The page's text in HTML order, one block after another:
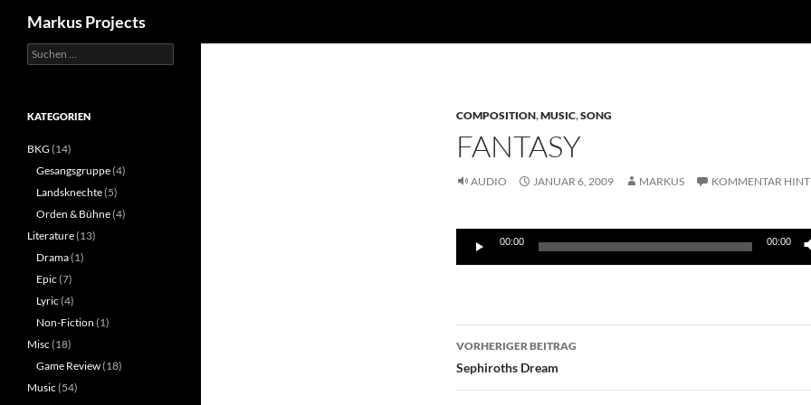
Markus Projects
COMPOSITION,MUSIC,SONG
FANTASY
AUDIO JANUAR 6, 2009 MARKUS KOMMENTAR
Audio-
Player
00:00 00:00
Beitragsnavigation
VORHERIGER BEITRAG
Sephiroths Dream
Suchen
nach:
KATEGORIEN
BKG (14)
Gesangsgruppe(4)
Landsknechte(5)
Orden & Bühne(4)
Literature(13)
Drama(1)
Epic (7)
Lyric (4)
Non-Fiction (1)
Misc (18)
Game Review(18)
Music (54)